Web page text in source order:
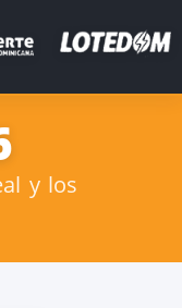
y los